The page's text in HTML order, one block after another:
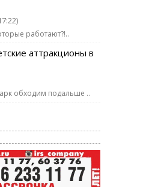
работают?!..
аттракционы в
обходим подальше ..